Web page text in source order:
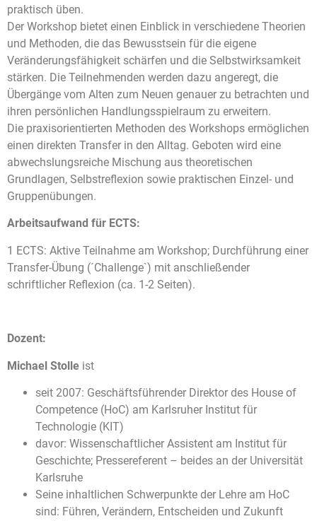
praktisch üben.
Der Workshop bietet einen Einblick in verschiedene Theorien
und Methoden, die das Bewusstsein für die eigene
Veränderungsfähigkeit schärfen und die Selbstwirksamkeit
stärken. Die Teilnehmenden werden dazu angeregt, die
Übergänge vom Alten zum Neuen genauer zu betrachten und
ihren persönlichen Handlungsspielraum zu erweitern.
Die praxisorientierten Methoden des Workshops ermöglichen
einen direkten Transfer in den Alltag. Geboten wird eine
abwechslungsreiche Mischung aus theoretischen
Grundlagen, Selbstreflexion sowie praktischen Einzel- und
Gruppenübungen.
Arbeitsaufwand für ECTS:
1 ECTS: Aktive Teilnahme am Workshop; Durchführung einer
Transfer-Übung (´Challenge`) mit anschließender
schriftlicher Reflexion (ca. 1-2 Seiten).
Dozent:
Michael Stolle ist
seit 2007: Geschäftsführender Direktor des House of
Competence (HoC) am Karlsruher Institut für
Technologie (KIT)
davor: Wissenschaftlicher Assistent am Institut für
Geschichte; Pressereferent – beides an der Universität
Karlsruhe
Seine inhaltlichen Schwerpunkte der Lehre am HoC
sind: Führen, Verändern, Entscheiden und Zukunft